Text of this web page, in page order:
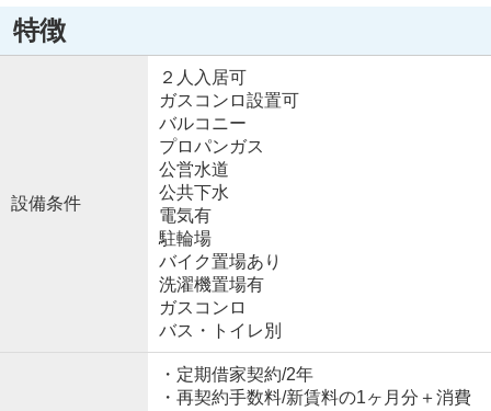
特徴
設備条件
２人入居可
ガスコンロ設置可
バルコニー
プロパンガス
公営水道
公共下水
電気有
駐輪場
バイク置場あり
洗濯機置場有
ガスコンロ
バス・トイレ別
・定期借家契約/2年
・再契約手数料/新賃料の1ヶ月分＋消費